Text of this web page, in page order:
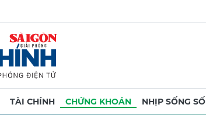
TÀI CHÍNH CHỨNG KHOÁN NHỊP SỐNG SỐ